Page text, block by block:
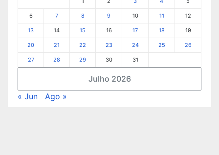
Julho 2026
6 7 8 9 10 11 12
13 14 15 16 17 18 19
20 21 22 23 24 25 26
27 28 29 30 31
« Jun Ago »